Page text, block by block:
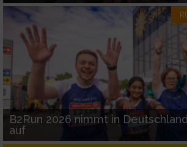
B2Run 2026 nimmt in
auf